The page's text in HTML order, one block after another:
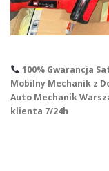
100% Gwarancja
Mobilny Mechanik z
Auto Mechanik
klienta 7/24h